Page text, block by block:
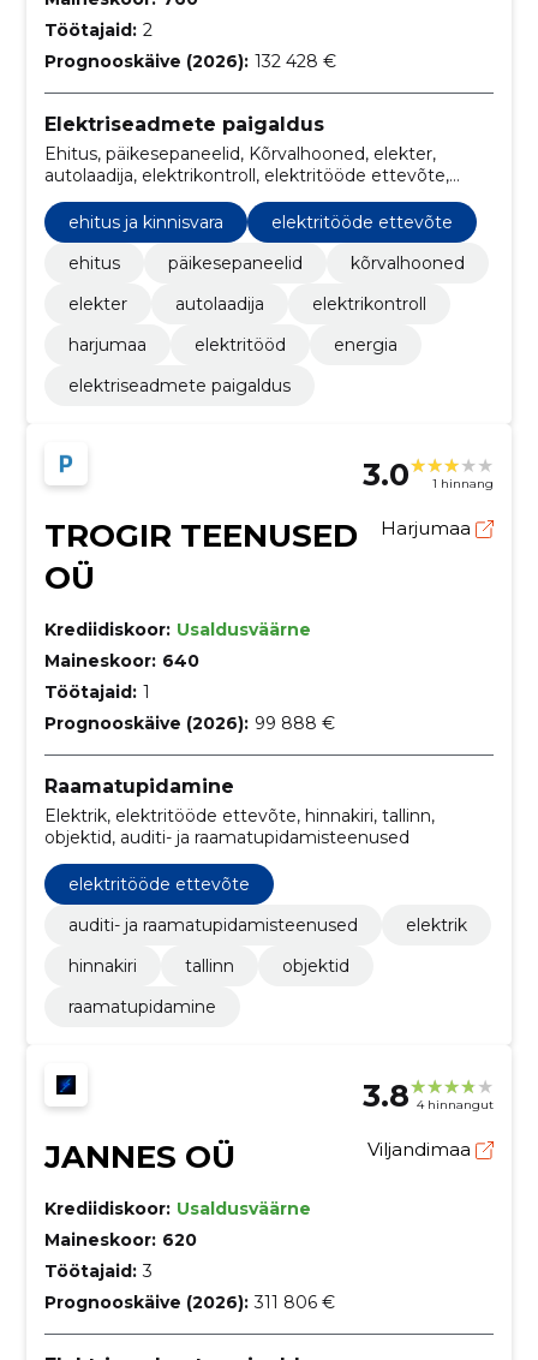
Töötajaid: 2
Prognooskäive (2026): 132 428 €
Elektriseadmete paigaldus
Ehitus, päikesepaneelid, Kõrvalhooned, elekter,
autolaadija, elektrikontroll, elektritööde ettevõte,
harjumaa, elektritööd, energia
ehitus ja kinnisvara
elektritööde ettevõte
ehitus
päikesepaneelid
kõrvalhooned
elekter
autolaadija
elektrikontroll
harjumaa
elektritööd
energia
elektriseadmete paigaldus
3.0 1 hinnang
TROGIR TEENUSED
OÜ
Harjumaa
Krediidiskoor: Usaldusväärne
Maineskoor: 640
Töötajaid: 1
Prognooskäive (2026): 99 888 €
Raamatupidamine
Elektrik, elektritööde ettevõte, hinnakiri, tallinn,
objektid, auditi- ja raamatupidamisteenused
elektritööde ettevõte
auditi- ja raamatupidamisteenused
elektrik
hinnakiri
tallinn
objektid
raamatupidamine
3.8 4 hinnangut
JANNES OÜ Viljandimaa
Krediidiskoor: Usaldusväärne
Maineskoor: 620
Töötajaid: 3
Prognooskäive (2026): 311 806 €